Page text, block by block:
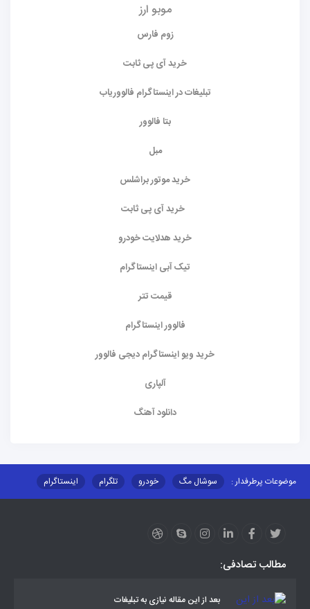
موبو ارز
زوم فارس
خرید آی پی ثابت
تبلیغات در اینستاگرام فالووریاب
بتا فالوور
مبل
خرید موتور براشلس
خرید آی پی ثابت
خرید هدلایت خودرو
تیک آبی اینستاگرام
قیمت تتر
فالوور اینستاگرام
خرید ویو اینستاگرام دیجی فالوور
آلپاری
دانلود آهنگ
موضوعات پرطرفدار : سوشال مگ خودرو تلگرام
اینستاگرام
مطالب تصادفی:
بعد از این مقاله نیازی به تبلیغات